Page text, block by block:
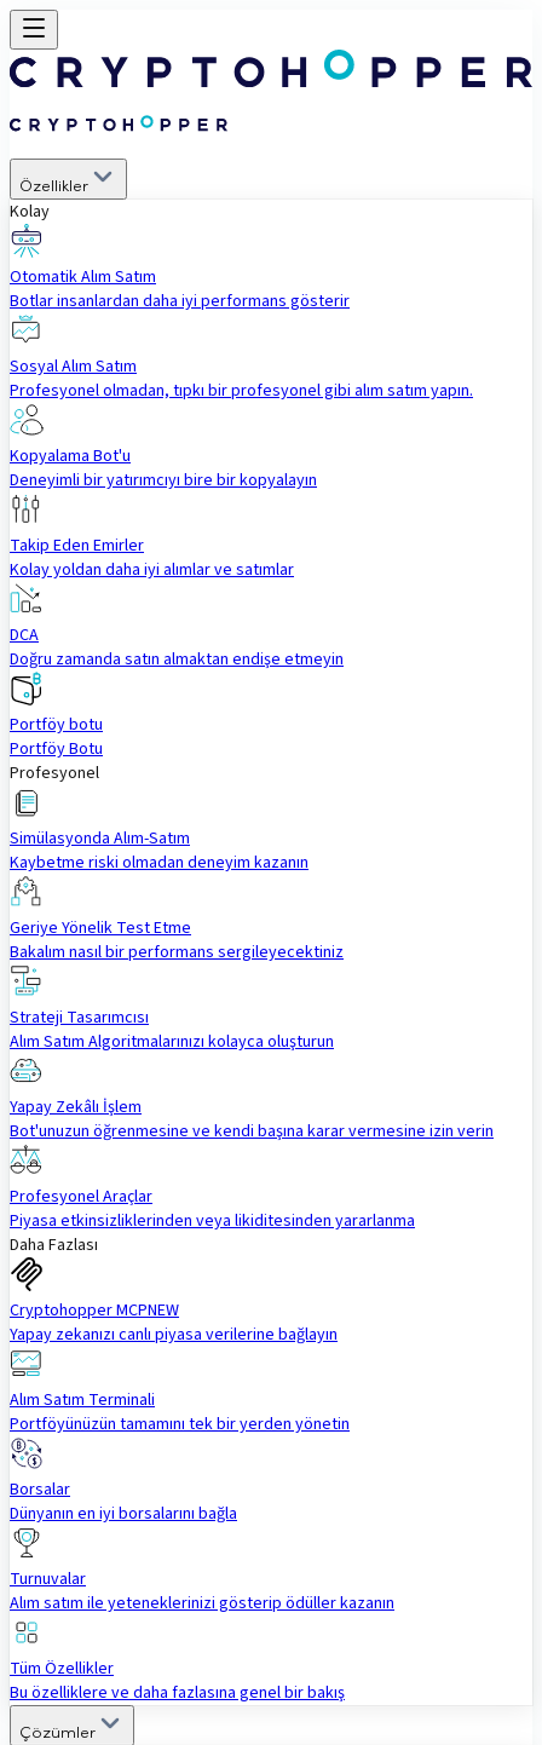
Özellikler
Kolay
Otomatik Alım Satım
Botlar insanlardan daha iyi performans gösterir
Sosyal Alım Satım
Profesyonel olmadan, tıpkı bir profesyonel gibi alım satım yapın.
Kopyalama Bot'u
Deneyimli bir yatırımcıyı bire bir kopyalayın
Takip Eden Emirler
Kolay yoldan daha iyi alımlar ve satımlar
DCA
Doğru zamanda satın almaktan endişe etmeyin
Portföy botu
Portföy Botu
Profesyonel
Simülasyonda Alım-Satım
Kaybetme riski olmadan deneyim kazanın
Geriye Yönelik Test Etme
Bakalım nasıl bir performans sergileyecektiniz
Strateji Tasarımcısı
Alım Satım Algoritmalarınızı kolayca oluşturun
Yapay Zekâlı İşlem
Bot'unuzun öğrenmesine ve kendi başına karar vermesine izin verin
Profesyonel Araçlar
Piyasa etkinsizliklerinden veya likiditesinden yararlanma
Daha Fazlası
Cryptohopper MCPNEW
Yapay zekanızı canlı piyasa verilerine bağlayın
Alım Satım Terminali
Portföyünüzün tamamını tek bir yerden yönetin
Borsalar
Dünyanın en iyi borsalarını bağla
Turnuvalar
Alım satım ile yeteneklerinizi gösterip ödüller kazanın
Tüm Özellikler
Bu özelliklere ve daha fazlasına genel bir bakış
Çözümler